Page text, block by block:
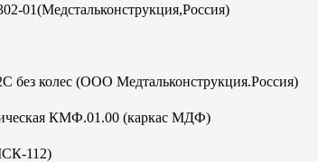
01(Медстальконструкция,Россия)
колес (ООО Медтальконструкция.Россия)
КМФ.01.00 (каркас МДФ)
112)